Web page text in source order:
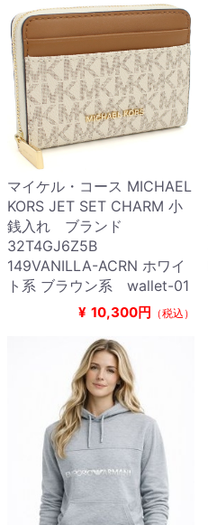
マイケル・コース MICHAEL
KORS JET SET CHARM 小
銭入れ ブランド
32T4GJ6Z5B
149VANILLA-ACRN ホワイ
ト系 ブラウン系 wallet-01
¥ 10,300円 （税込）